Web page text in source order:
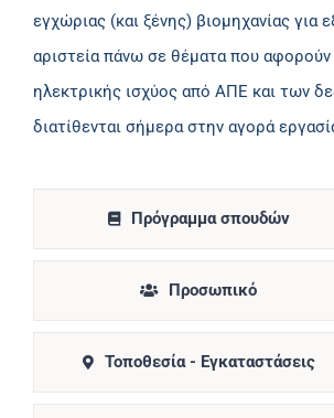
εγχώριας (και ξένης) βιομηχανίας για
αριστεία πάνω σε θέματα που
ηλεκτρικής ισχύος από ΑΠΕ και των
διατίθενται σήμερα στην αγορά
Πρόγραμμα σπουδών
Προσωπικό
Τοποθεσία - Εγκαταστάσεις